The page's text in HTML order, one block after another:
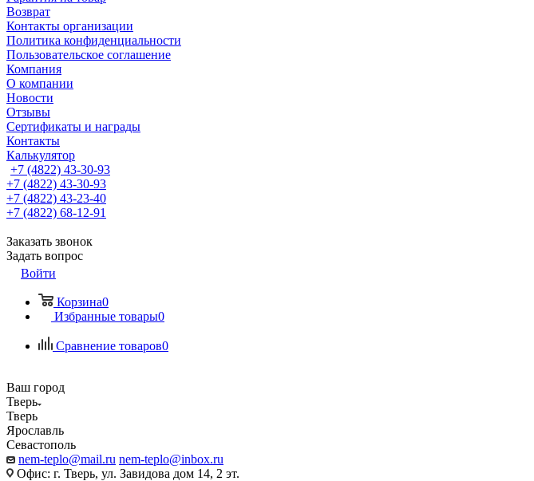
Возврат
Контакты организации
Политика конфиденциальности
Пользовательское соглашение
Компания
О компании
Новости
Отзывы
Сертификаты и награды
Контакты
Калькулятор
+7 (4822) 43-30-93
+7 (4822) 43-30-93
+7 (4822) 43-23-40
+7 (4822) 68-12-91
Заказать звонок
Задать вопрос
Войти
Корзина0
Избранные товары0
Сравнение товаров0
Ваш город
Тверь
Тверь
Ярославль
Севастополь
nem-teplo@mail.ru nem-teplo@inbox.ru
Офис: г. Тверь, ул. Завидова дом 14, 2 эт.